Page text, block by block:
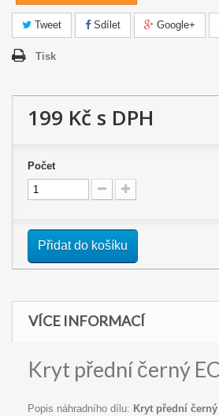
Tweet Sdílet Google+
Tisk
199 Kč s DPH
Počet
Přidat do košíku
VÍCE INFORMACÍ
Kryt přední černý
Popis náhradního dílu: Kryt přední černý